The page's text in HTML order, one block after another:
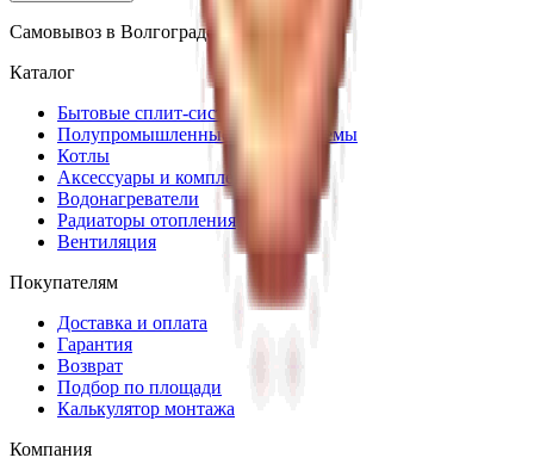
Самовывоз в Волгограде · доставка
Каталог
Бытовые сплит-системы
Полупромышленные сплит-системы
Котлы
Аксессуары и комплектующие
Водонагреватели
Радиаторы отопления
Вентиляция
Покупателям
Доставка и оплата
Гарантия
Возврат
Подбор по площади
Калькулятор монтажа
Компания